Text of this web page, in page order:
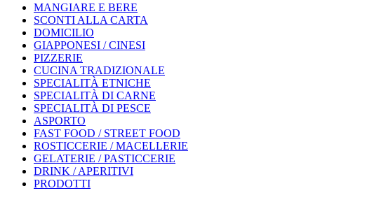
MANGIARE E BERE
SCONTI ALLA CARTA
DOMICILIO
GIAPPONESI / CINESI
PIZZERIE
CUCINA TRADIZIONALE
SPECIALITÀ ETNICHE
SPECIALITÀ DI CARNE
SPECIALITÀ DI PESCE
ASPORTO
FAST FOOD / STREET FOOD
ROSTICCERIE / MACELLERIE
GELATERIE / PASTICCERIE
DRINK / APERITIVI
PRODOTTI